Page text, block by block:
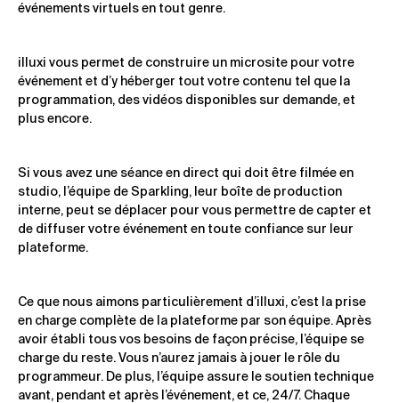
événements virtuels en tout genre.
illuxi vous permet de construire un microsite pour votre
événement et d’y héberger tout votre contenu tel que la
programmation, des vidéos disponibles sur demande, et
plus encore.
Si vous avez une séance en direct qui doit être filmée en
studio, l’équipe de Sparkling, leur boîte de production
interne, peut se déplacer pour vous permettre de capter et
de diffuser votre événement en toute confiance sur leur
plateforme.
Ce que nous aimons particulièrement d’illuxi, c’est la prise
en charge complète de la plateforme par son équipe. Après
avoir établi tous vos besoins de façon précise, l’équipe se
charge du reste. Vous n’aurez jamais à jouer le rôle du
programmeur. De plus, l’équipe assure le soutien technique
avant, pendant et après l’événement, et ce, 24/7. Chaque